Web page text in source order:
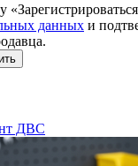
данных и
ДВС